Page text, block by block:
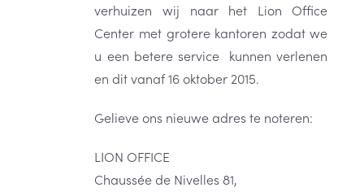
verhuizen wij naar het Lion Office
Center met grotere kantoren zodat we
u een betere service kunnen verlenen
en dit vanaf 16 oktober 2015.
Gelieve ons nieuwe adres te noteren:
LION OFFICE
Chaussée de Nivelles 81,